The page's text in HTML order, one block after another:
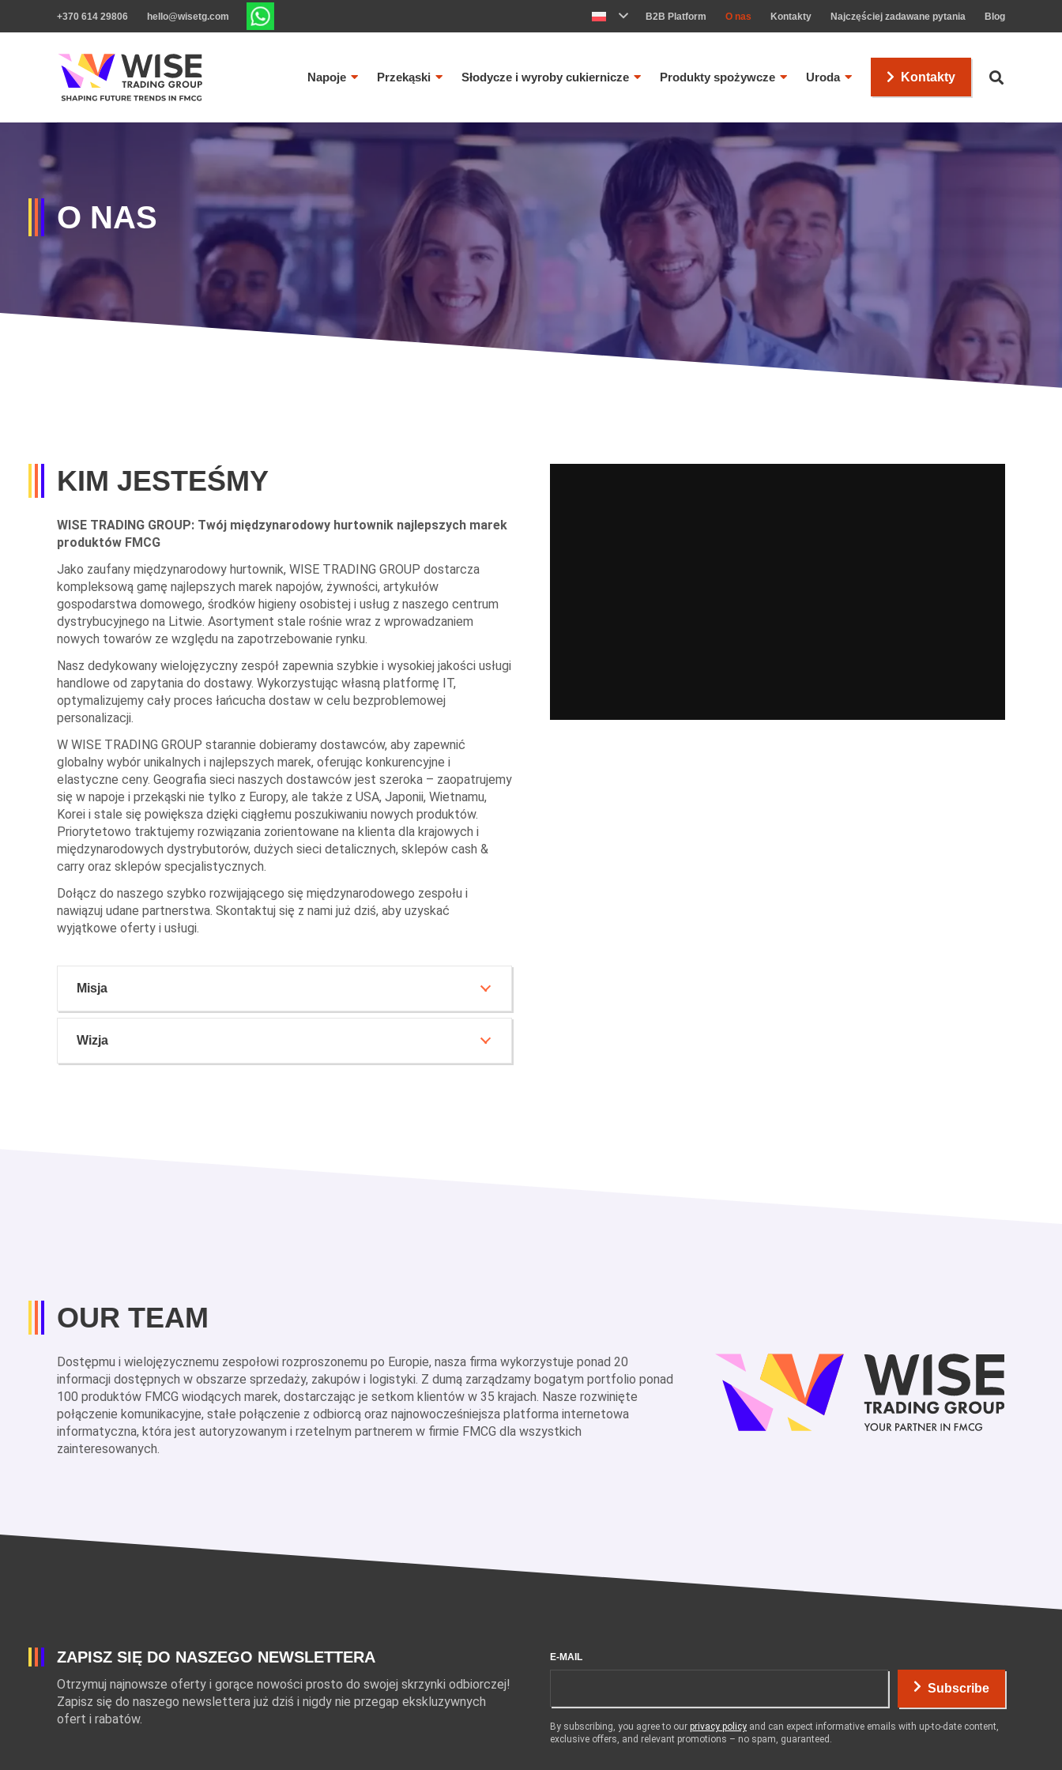
+370 614 29806 hello@wisetg.com B2B Platform O nas Kontakty Najczęściej zadawane pytania Blog
Napoje Przekąski Słodycze i wyroby cukiernicze Produkty spożywcze Uroda Kontakty
O NAS
KIM JESTEŚMY
WISE TRADING GROUP: Twój międzynarodowy hurtownik najlepszych marek
produktów FMCG
Jako zaufany międzynarodowy hurtownik, WISE TRADING GROUP dostarcza
kompleksową gamę najlepszych marek napojów, żywności, artykułów
gospodarstwa domowego, środków higieny osobistej i usług z naszego centrum
dystrybucyjnego na Litwie. Asortyment stale rośnie wraz z wprowadzaniem
nowych towarów ze względu na zapotrzebowanie rynku.
Nasz dedykowany wielojęzyczny zespół zapewnia szybkie i wysokiej jakości usługi
handlowe od zapytania do dostawy. Wykorzystując własną platformę IT,
optymalizujemy cały proces łańcucha dostaw w celu bezproblemowej
personalizacji.
W WISE TRADING GROUP starannie dobieramy dostawców, aby zapewnić
globalny wybór unikalnych i najlepszych marek, oferując konkurencyjne i
elastyczne ceny. Geografia sieci naszych dostawców jest szeroka – zaopatrujemy
się w napoje i przekąski nie tylko z Europy, ale także z USA, Japonii, Wietnamu,
Korei i stale się powiększa dzięki ciągłemu poszukiwaniu nowych produktów.
Priorytetowo traktujemy rozwiązania zorientowane na klienta dla krajowych i
międzynarodowych dystrybutorów, dużych sieci detalicznych, sklepów cash &
carry oraz sklepów specjalistycznych.
Dołącz do naszego szybko rozwijającego się międzynarodowego zespołu i
nawiązuj udane partnerstwa. Skontaktuj się z nami już dziś, aby uzyskać
wyjątkowe oferty i usługi.
Misja
Wizja
OUR TEAM
Dostępmu i wielojęzycznemu zespołowi rozproszonemu po Europie, nasza firma wykorzystuje ponad 20
informacji dostępnych w obszarze sprzedaży, zakupów i logistyki. Z dumą zarządzamy bogatym portfolio ponad
100 produktów FMCG wiodących marek, dostarczając je setkom klientów w 35 krajach. Nasze rozwinięte
połączenie komunikacyjne, stałe połączenie z odbiorcą oraz najnowocześniejsza platforma internetowa
informatyczna, która jest autoryzowanym i rzetelnym partnerem w firmie FMCG dla wszystkich
zainteresowanych.
ZAPISZ SIĘ DO NASZEGO NEWSLETTERA
Otrzymuj najnowsze oferty i gorące nowości prosto do swojej skrzynki odbiorczej!
Zapisz się do naszego newslettera już dziś i nigdy nie przegap ekskluzywnych
ofert i rabatów.
E-MAIL
Subscribe
By subscribing, you agree to our privacy policy and can expect informative emails with up-to-date content,
exclusive offers, and relevant promotions – no spam, guaranteed.